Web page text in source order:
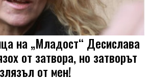
на „Младост“ Десислава
от затвора, но затворът
от мен!